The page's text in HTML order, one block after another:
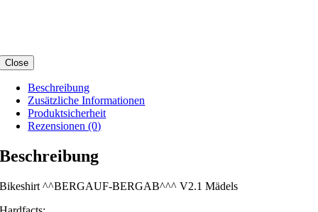
Close
Beschreibung
Zusätzliche Informationen
Produktsicherheit
Rezensionen (0)
Beschreibung
Bikeshirt ^^BERGAUF-BERGAB^^^ V2.1 Mädels